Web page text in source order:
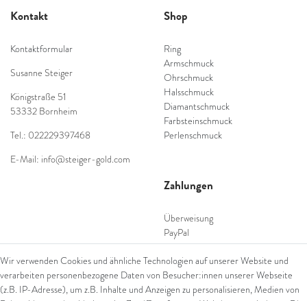
Kontakt
Kontaktformular
Susanne Steiger
Königstraße 51
53332 Bornheim
Tel.: 022229397468
E-Mail: info@steiger-gold.com
Shop
Ring
Armschmuck
Ohrschmuck
Halsschmuck
Diamantschmuck
Farbsteinschmuck
Perlenschmuck
Zahlungen
Überweisung
PayPal
SEPA Lastschrift
giropay
Kreditkarte
Wir verwenden Cookies und ähnliche Technologien auf unserer Website und
verarbeiten personenbezogene Daten von Besucher:innen unserer Webseite
(z.B. IP-Adresse), um z.B. Inhalte und Anzeigen zu personalisieren, Medien von